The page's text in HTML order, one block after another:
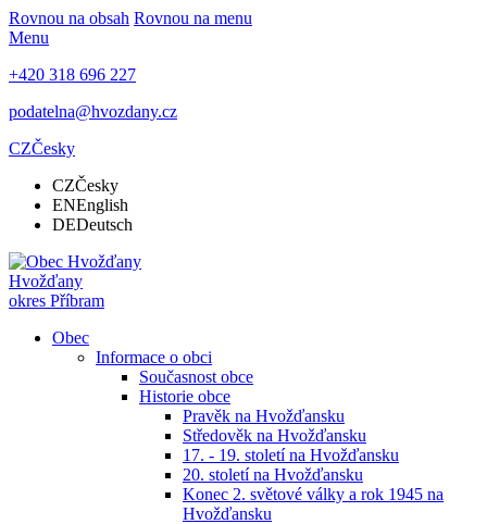
Rovnou na obsah Rovnou na menu
Menu
+420 318 696 227
podatelna@hvozdany.cz
CZČesky
CZČesky
ENEnglish
DEDeutsch
Hvožďany
okres Příbram
Obec
Informace o obci
Současnost obce
Historie obce
Pravěk na Hvožďansku
Středověk na Hvožďansku
17. - 19. století na Hvožďansku
20. století na Hvožďansku
Konec 2. světové války a rok 1945 na
Hvožďansku